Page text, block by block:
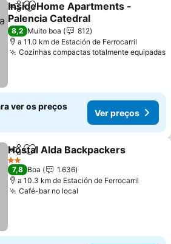
PartilharAdicionar aos favoritos
InsideHome Apartments -
Palencia Catedral
8,2 Muito boa
812
a 11.0 km de Estación de Ferrocarril
Cozinhas compactas totalmente equipadas
ver os preços
Ver preços
PartilharAdicionar aos favoritos
Hostal Alda Backpackers
2 Estrelas
7,8 Boa
1.636
a 10.3 km de Estación de Ferrocarril
Café-bar no local